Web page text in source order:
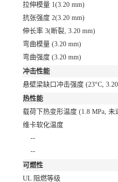
拉伸模量 1(3.20 mm)
抗张强度 2(3.20 mm)
伸长率 3(断裂, 3.20 mm)
弯曲模量 (3.20 mm)
弯曲强度 (3.20 mm)
冲击性能
悬壁梁缺口冲击强度 (23°C,
热性能
载荷下热变形温度 (1.8 MPa, 未
维卡软化温度
--
--
可燃性
UL 阻燃等级